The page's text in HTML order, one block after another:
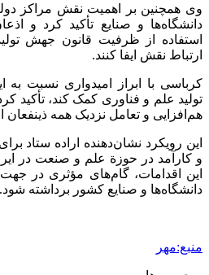
وی همچنین بر اهمیت نقش مراکز
دانشگاه‌ها و صنایع تأکید کرد و
استفاده از ظرفیت قانون جهش
ارتباط نقش ایفا کنند.
کرباسی با ابراز امیدواری نسبت به
تولید علم و فناوری کمک کند، تأکید
هم‌افزایی و تعامل نزدیک همه
این رویکرد نشان‌دهنده اراده ستاد
و کارآمد در حوزة علم و صنعت در
این اقدامات، گام‌های مؤثری در
دانشگاه‌ها و صنایع کشور برداشته شود.
منبع:مهر